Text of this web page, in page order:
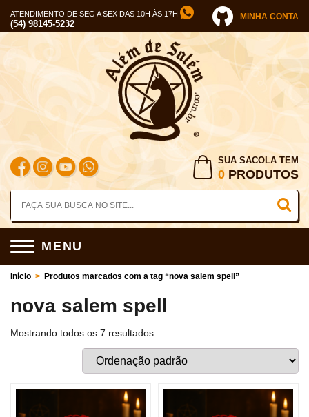
ATENDIMENTO DE SEG A SEX DAS 10H ÀS 17H
(54) 98145-5232
MINHA CONTA
SUA SACOLA TEM
0 PRODUTOS
MENU
Início > Produtos marcados com a tag “nova salem spell”
nova salem spell
Mostrando todos os 7 resultados